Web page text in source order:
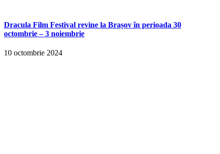
Dracula Film Festival revine la Brașov în perioada 30
octombrie – 3 noiembrie
10 octombrie 2024